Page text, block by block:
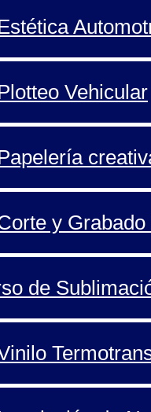
Vehicular
y Grabado
de